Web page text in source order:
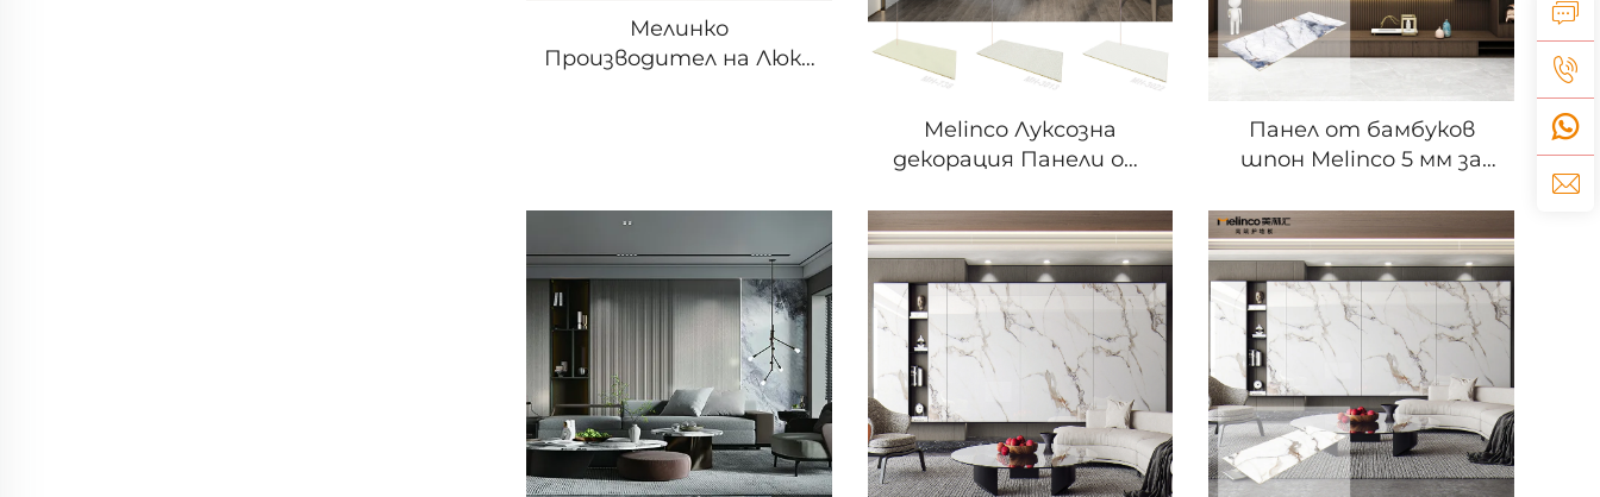
Мелинко
Производител на Люкс
Мармерен Изглед
Лист за Стена
Melinco Луксозна
декорация Панели от
Вътрешни панели от
бамбукова кожа за
стая за легло
Панел от бамбуков
шпон Melinco 5 мм за
Водоустойчив панел с
произволни размери
от PVC пяна WPC за
гъвкава стена на фона